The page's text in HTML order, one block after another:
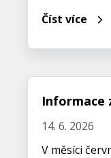
Číst více
Informace
14. 6. 2026
V měsíci